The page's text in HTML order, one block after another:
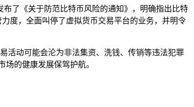
了《关于防范比特币风险的通知》，明确指出比特
度，全面叫停了虚拟货币交易平台的业务，并明令
活动可能会沦为非法集资、洗钱、传销等违法犯罪
的健康发展保驾护航。